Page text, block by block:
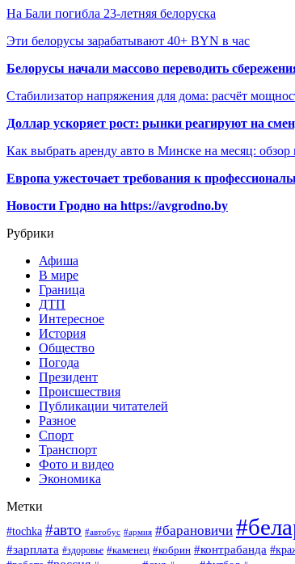
На Бали погибла 23-летняя белоруска
Эти белорусы зарабатывают 40+ BYN в час
Белорусы начали массово переводить
Стабилизатор напряжения для дома: расчёт
Доллар ускоряет рост: рынки реагируют на
Как выбрать аренду авто в Минске на месяц:
Европа ужесточает требования к
Новости Гродно на https://avgrodno.by
Рубрики
Афиша
В мире
Граница
ДТП
Интересное
История
Общество
Погода
Президент
Происшествия
Публикации читателей
Разное
Спорт
Транспорт
Фото и видео
Экономика
Метки
#tochka #авто #автобус #армия #барановичи
#зарплата #здоровье #каменец #кобрин #контрабанда